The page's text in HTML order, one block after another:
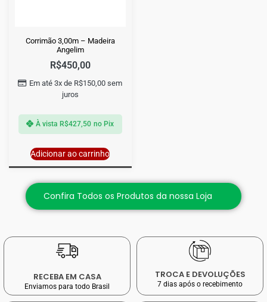
Corrimão 3,00m – Madeira
Angelim
R$450,00
Em até 3x de R$150,00 sem
juros
À vista R$427,50 no Pix
Adicionar ao carrinho
Confira Todos os Produtos da nossa Loja
RECEBA EM CASA
Enviamos para todo Brasil
TROCA E DEVOLUÇÕES
7 dias após o recebimento